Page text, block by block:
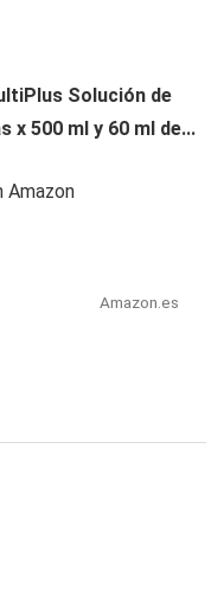
Solución de
x 500 ml y 60 ml de...
Amazon
Amazon.es